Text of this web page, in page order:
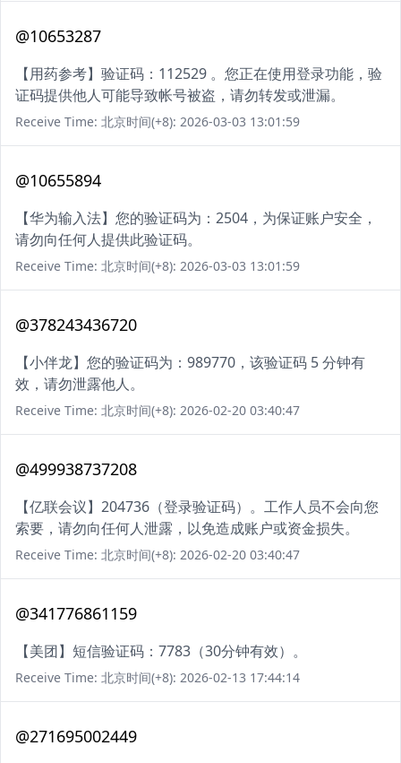
@10653287
【用药参考】验证码：112529 。您正在使用登录功能，验
证码提供他人可能导致帐号被盗，请勿转发或泄漏。
Receive Time: 北京时间(+8): 2026-03-03 13:01:59
@10655894
【华为输入法】您的验证码为：2504，为保证账户安全，
请勿向任何人提供此验证码。
Receive Time: 北京时间(+8): 2026-03-03 13:01:59
@378243436720
【小伴龙】您的验证码为：989770，该验证码 5 分钟有
效，请勿泄露他人。
Receive Time: 北京时间(+8): 2026-02-20 03:40:47
@499938737208
【亿联会议】204736（登录验证码）。工作人员不会向您
索要，请勿向任何人泄露，以免造成账户或资金损失。
Receive Time: 北京时间(+8): 2026-02-20 03:40:47
@341776861159
【美团】短信验证码：7783（30分钟有效）。
Receive Time: 北京时间(+8): 2026-02-13 17:44:14
@271695002449